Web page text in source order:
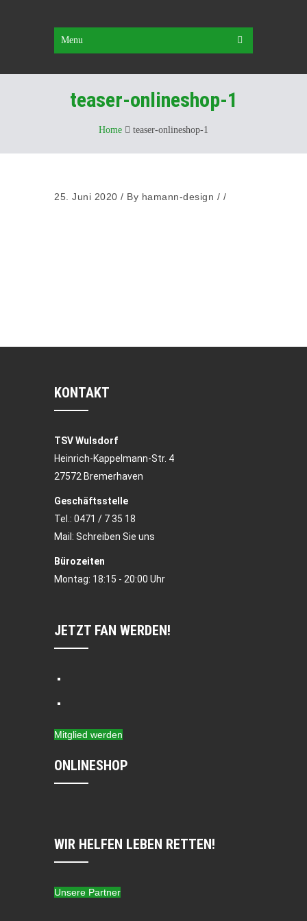
Menu
teaser-onlineshop-1
Home teaser-onlineshop-1
25. Juni 2020 / By hamann-design / /
KONTAKT
TSV Wulsdorf
Heinrich-Kappelmann-Str. 4
27572 Bremerhaven
Geschäftsstelle
Tel.: 0471 / 7 35 18
Mail: Schreiben Sie uns
Bürozeiten
Montag: 18:15 - 20:00 Uhr
JETZT FAN WERDEN!
Mitglied werden
ONLINESHOP
WIR HELFEN LEBEN RETTEN!
Unsere Partner